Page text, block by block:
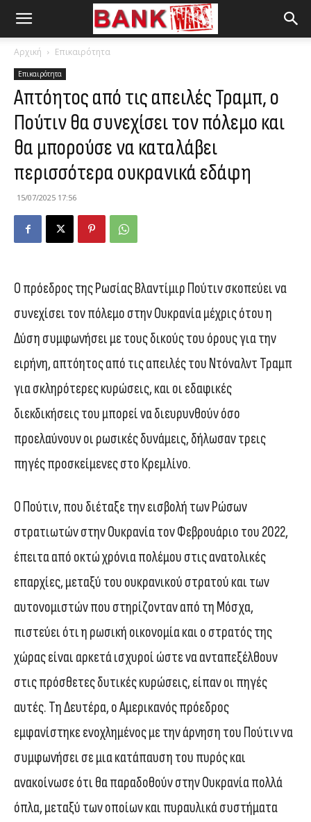
Αρχική Επικαιρότητα
Επικαιρότητα
Απτόητος από τις απειλές Τραμπ, ο
Πούτιν θα συνεχίσει τον πόλεμο και
θα μπορούσε να καταλάβει
περισσότερα ουκρανικά εδάφη
15/07/2025 17:56
Ο πρόεδρος της Ρωσίας Βλαντίμιρ Πούτιν σκοπεύει να
συνεχίσει τον πόλεμο στην Ουκρανία μέχρις ότου η
Δύση συμφωνήσει με τους δικούς του όρους για την
ειρήνη, απτόητος από τις απειλές του Ντόναλντ Τραμπ
για σκληρότερες κυρώσεις, και οι εδαφικές
διεκδικήσεις του μπορεί να διευρυνθούν όσο
προελαύνουν οι ρωσικές δυνάμεις, δήλωσαν τρεις
πηγές προσκείμενες στο Κρεμλίνο.
Ο Πούτιν, που διέταξε την εισβολή των Ρώσων
στρατιωτών στην Ουκρανία τον Φεβρουάριο του 2022,
έπειτα από οκτώ χρόνια πολέμου στις ανατολικές
επαρχίες, μεταξύ του ουκρανικού στρατού και των
αυτονομιστών που στηρίζονταν από τη Μόσχα,
πιστεύει ότι η ρωσική οικονομία και ο στρατός της
χώρας είναι αρκετά ισχυροί ώστε να ανταπεξέλθουν
στις πρόσθετες δυτικές κυρώσεις, είπαν οι πηγές
αυτές. Τη Δευτέρα, ο Αμερικανός πρόεδρος
εμφανίστηκε ενοχλημένος με την άρνηση του Πούτιν να
συμφωνήσει σε μια κατάπαυση του πυρός και
ανακοίνωσε ότι θα παραδοθούν στην Ουκρανία πολλά
όπλα, μεταξύ των οποίων και πυραυλικά συστήματα